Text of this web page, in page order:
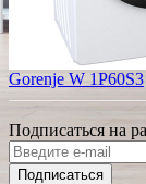
Gorenje W 1P60S3
Подписаться на
Подписаться